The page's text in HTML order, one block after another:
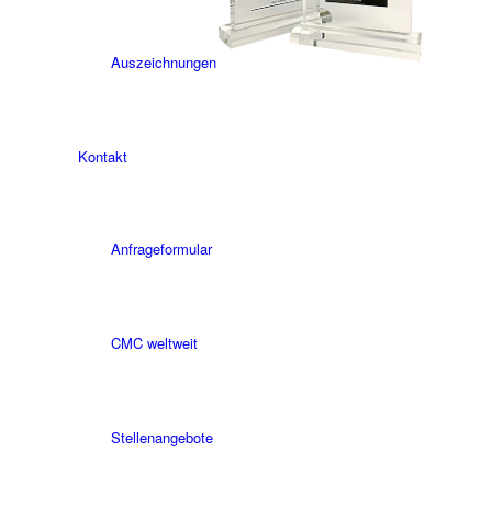
Auszeichnungen
Kontakt
Anfrageformular
CMC weltweit
Stellenangebote